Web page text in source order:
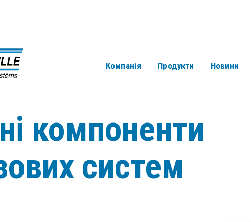
Компанія Продукти Новини
компоненти
систем